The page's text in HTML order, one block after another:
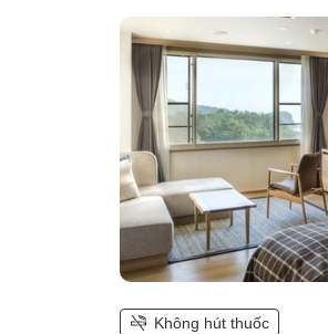
in 2018))
Không hút thuốc